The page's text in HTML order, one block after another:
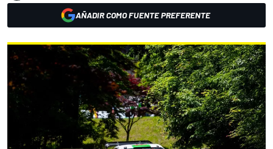
AÑADIR COMO FUENTE PREFERENTE